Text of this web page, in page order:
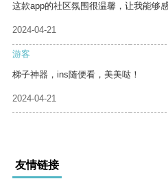
这款app的社区氛围很温馨，让我能够
2024-04-21
游客
梯子神器，ins随便看，美美哒！
2024-04-21
友情链接